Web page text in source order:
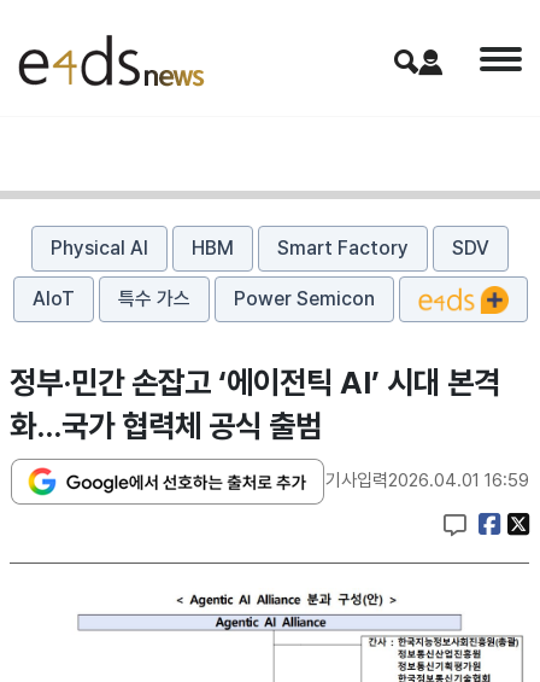
Physical AI HBM Smart Factory SDV
AIoT 특수 가스 Power Semicon
정부·민간 손잡고 ‘에이전틱 AI’ 시대 본격
화…국가 협력체 공식 출범
기사입력2026.04.01 16:59